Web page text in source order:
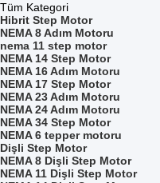
Tüm Kategori
Hibrit Step Motor
NEMA 8 Adım Motoru
nema 11 step motor
NEMA 14 Step Motor
NEMA 16 Adım Motoru
NEMA 17 Step Motor
NEMA 23 Adım Motoru
NEMA 24 Adım Motoru
NEMA 34 Step Motor
NEMA 6 tepper motoru
Dişli Step Motor
NEMA 8 Dişli Step Motor
NEMA 11 Dişli Step Motor